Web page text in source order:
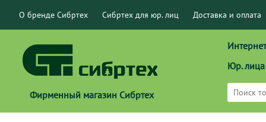
О бренде Сибртех Сибртех для юр. лиц Доставка и оплата
Фирменный магазин Сибртех
Юр. лица